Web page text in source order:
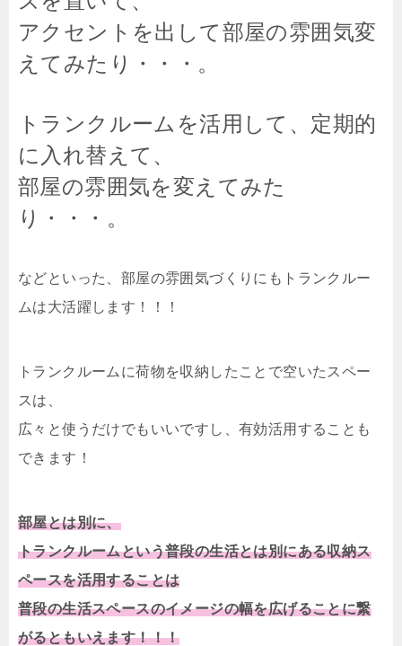
アクセントを出して部屋の雰囲気変
えてみたり・・・。
トランクルームを活用して、定期的
に入れ替えて、
部屋の雰囲気を変えてみた
り・・・。
などといった、部屋の雰囲気づくりにもトランクルー
ムは大活躍します！！！
トランクルームに荷物を収納したことで空いたスペー
スは、
広々と使うだけでもいいですし、有効活用することも
できます！
部屋とは別に、
トランクルームという普段の生活とは別にある収納ス
ペースを活用することは
普段の生活スペースのイメージの幅を広げることに繋
がるともいえます！！！